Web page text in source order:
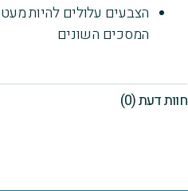
הצבעים עלולים להיות
המסכים השונים
חוות דעת (0)